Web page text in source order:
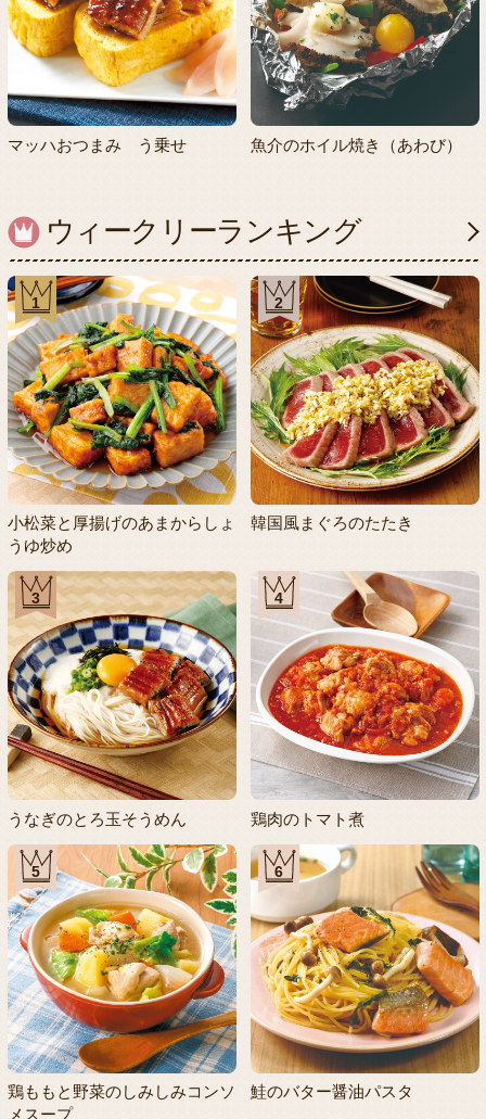
マッハおつまみ う乗せ 魚介のホイル焼き（あわび）
ウィークリーランキング
1
小松菜と厚揚げのあまからしょ
うゆ炒め
2
韓国風まぐろのたたき
3
うなぎのとろ玉そうめん
4
鶏肉のトマト煮
5
鶏ももと野菜のしみしみコンソ
メスープ
6
鮭のバター醤油パスタ